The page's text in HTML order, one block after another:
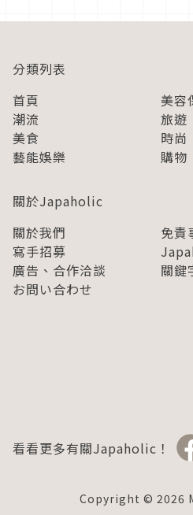
分類列表
首頁
美容
潮流
旅遊
美食
時尚
藝能娛樂
購物
關於Japaholic
關於我們
免責
寫手招募
廣告、合作洽談
關鍵
お問い合わせ
看看更多有關Japaholic！
Copyright © 2026